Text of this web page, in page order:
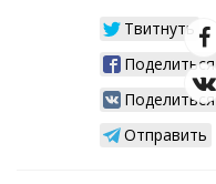
Твитнуть
Поделиться
Поделиться
Отправить